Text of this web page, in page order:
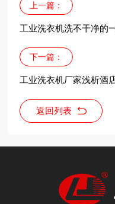
上一篇：
工业洗衣机洗不干净的
下一篇：
工业洗衣机厂家浅析酒
返回列表